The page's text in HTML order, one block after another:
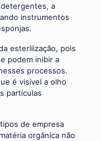
detergentes, a
instrumentos
esterilização, pois
podem inibir a
processos.
é visível a olho
partículas
de empresa
orgânica não